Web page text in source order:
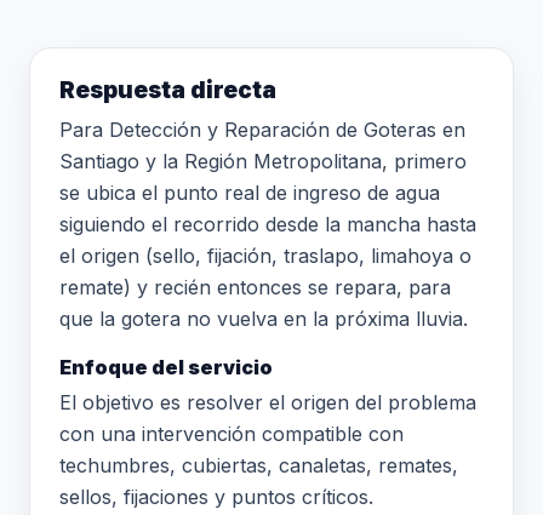
Respuesta directa
Para Detección y Reparación de Goteras en
Santiago y la Región Metropolitana, primero
se ubica el punto real de ingreso de agua
siguiendo el recorrido desde la mancha hasta
el origen (sello, fijación, traslapo, limahoya o
remate) y recién entonces se repara, para
que la gotera no vuelva en la próxima lluvia.
Enfoque del servicio
El objetivo es resolver el origen del problema
con una intervención compatible con
techumbres, cubiertas, canaletas, remates,
sellos, fijaciones y puntos críticos.